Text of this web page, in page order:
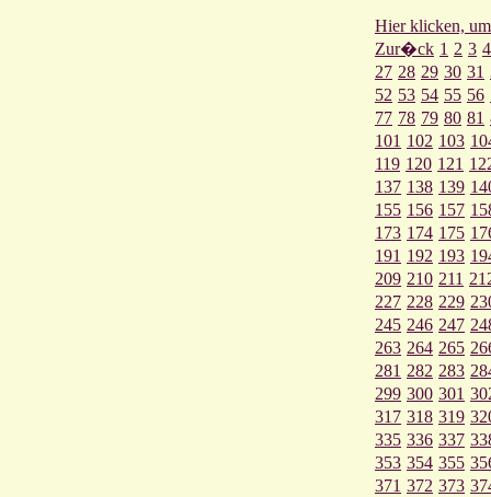
Hier klicken,
Zur�ck 1 2 3 4
27 28 29 30 31
52 53 54 55 56
77 78 79 80 81
101 102 103
119 120 121
137 138 139
155 156 157
173 174 175
191 192 193
209 210 211
227 228 229
245 246 247
263 264 265
281 282 283
299 300 301
317 318 319
335 336 337
353 354 355
371 372 373